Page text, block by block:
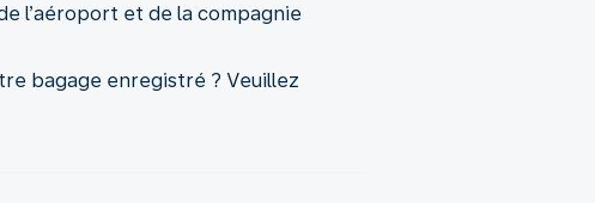
l’aéroport et de la compagnie
bagage enregistré ? Veuillez